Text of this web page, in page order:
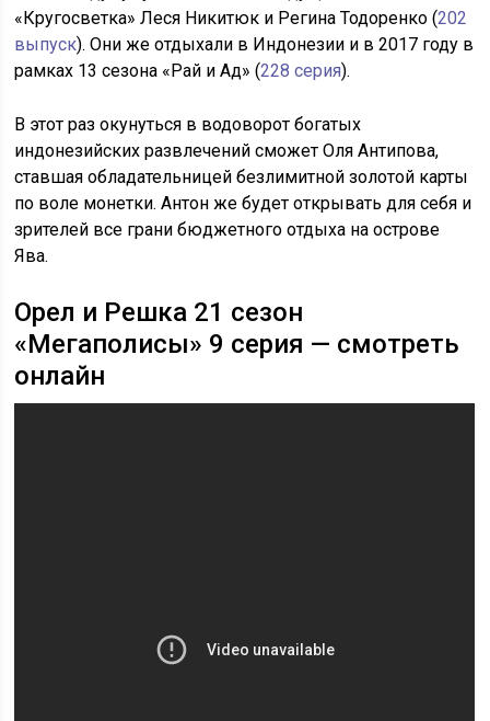
«Кругосветка» Леся Никитюк и Регина Тодоренко (202
выпуск). Они же отдыхали в Индонезии и в 2017 году в
рамках 13 сезона «Рай и Ад» (228 серия).
В этот раз окунуться в водоворот богатых
индонезийских развлечений сможет Оля Антипова,
ставшая обладательницей безлимитной золотой карты
по воле монетки. Антон же будет открывать для себя и
зрителей все грани бюджетного отдыха на острове
Ява.
Орел и Решка 21 сезон
«Мегаполисы» 9 серия — смотреть
онлайн